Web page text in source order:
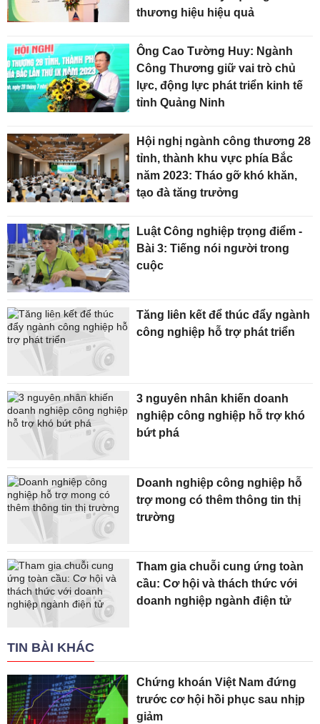
thương hiệu hiệu quả
Ông Cao Tường Huy: Ngành
Công Thương giữ vai trò chủ
lực, động lực phát triển kinh tế
tỉnh Quảng Ninh
Hội nghị ngành công thương 28
tỉnh, thành khu vực phía Bắc
năm 2023: Tháo gỡ khó khăn,
tạo đà tăng trưởng
Luật Công nghiệp trọng điểm -
Bài 3: Tiếng nói người trong
cuộc
Tăng liên kết để thúc đẩy ngành
công nghiệp hỗ trợ phát triển
3 nguyên nhân khiến doanh
nghiệp công nghiệp hỗ trợ khó
bứt phá
Doanh nghiệp công nghiệp hỗ
trợ mong có thêm thông tin thị
trường
Tham gia chuỗi cung ứng toàn
cầu: Cơ hội và thách thức với
doanh nghiệp ngành điện tử
TIN BÀI KHÁC
Chứng khoán Việt Nam đứng
trước cơ hội hồi phục sau nhịp
giảm